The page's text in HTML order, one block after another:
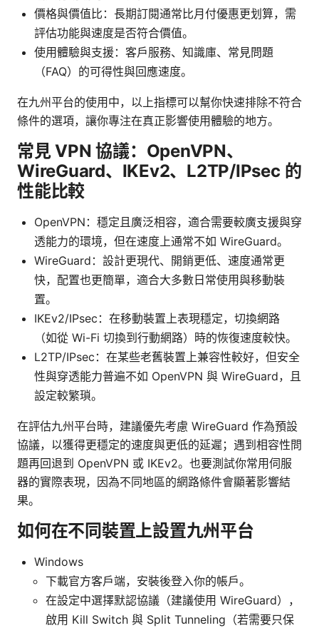
價格與價值比：長期訂閱通常比月付優惠更划算，需
評估功能與速度是否符合價值。
使用體驗與支援：客戶服務、知識庫、常見問題
（FAQ）的可得性與回應速度。
在九州平台的使用中，以上指標可以幫你快速排除不符合
條件的選項，讓你專注在真正影響使用體驗的地方。
常見 VPN 協議：OpenVPN、
WireGuard、IKEv2、L2TP/IPsec 的
性能比較
OpenVPN：穩定且廣泛相容，適合需要較廣支援與穿
透能力的環境，但在速度上通常不如 WireGuard。
WireGuard：設計更現代、開銷更低、速度通常更
快，配置也更簡單，適合大多數日常使用與移動裝
置。
IKEv2/IPsec：在移動裝置上表現穩定，切換網路
（如從 Wi-Fi 切換到行動網路）時的恢復速度較快。
L2TP/IPsec：在某些老舊裝置上兼容性較好，但安全
性與穿透能力普遍不如 OpenVPN 與 WireGuard，且
設定較繁瑣。
在評估九州平台時，建議優先考慮 WireGuard 作為預設
協議，以獲得更穩定的速度與更低的延遲；遇到相容性問
題再回退到 OpenVPN 或 IKEv2。也要測試你常用伺服
器的實際表現，因為不同地區的網路條件會顯著影響結
果。
如何在不同裝置上設置九州平台
Windows
下載官方客戶端，安裝後登入你的帳戶。
在設定中選擇默認協議（建議使用 WireGuard），
啟用 Kill Switch 與 Split Tunneling（若需要只保